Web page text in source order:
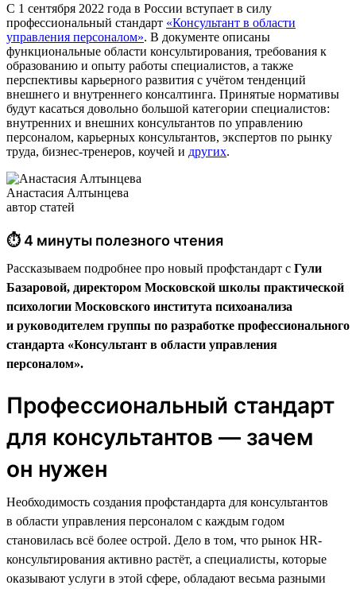
С 1 сентября 2022 года в России вступает в силу
профессиональный стандарт «Консультант в области
управления персоналом». В документе описаны
функциональные области консультирования, требования к
образованию и опыту работы специалистов, а также
перспективы карьерного развития с учётом тенденций
внешнего и внутреннего консалтинга. Принятые нормативы
будут касаться довольно большой категории специалистов:
внутренних и внешних консультантов по управлению
персоналом, карьерных консультантов, экспертов по рынку
труда, бизнес-тренеров, коучей и других.
Анастасия Алтынцева
автор статей
⏱ 4 минуты полезного чтения
Рассказываем подробнее про новый профстандарт с Гули
Базаровой, директором Московской школы практической
психологии Московского института психоанализа
и руководителем группы по разработке профессионального
стандарта «Консультант в области управления
персоналом».
Профессиональный стандарт
для консультантов — зачем
он нужен
Необходимость создания профстандарта для консультантов
в области управления персоналом с каждым годом
становилась всё более острой. Дело в том, что рынок HR-
консультирования активно растёт, а специалисты, которые
оказывают услуги в этой сфере, обладают весьма разными